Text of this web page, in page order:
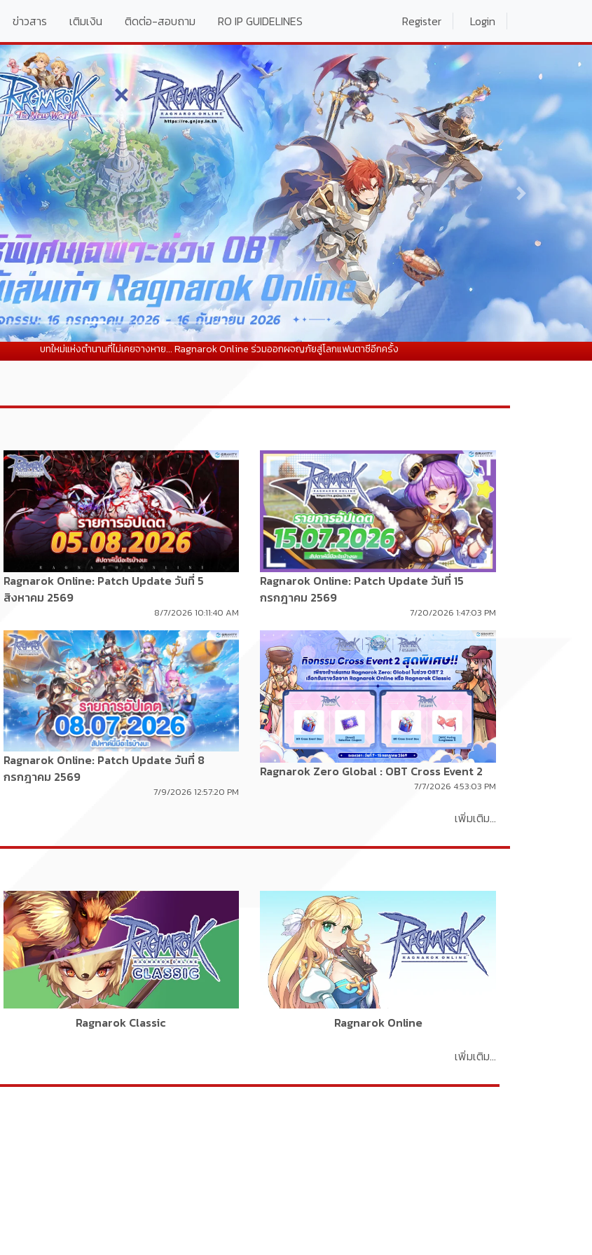
ข่าวสาร เติมเงิน ติดต่อ-สอบถาม RO IP GUIDELINES Register Login
Next
บทใหม่แห่งตำนานที่ไม่เคยจางหาย... Ragnarok Online ร่วมออกผจญภัยสู่โลกแฟนตาซีอีกครั้ง
Ragnarok Online: Patch Update วันที่ 5
สิงหาคม 2569
8/7/2026 10:11:40 AM
Ragnarok Online: Patch Update วันที่ 15
กรกฎาคม 2569
7/20/2026 1:47:03 PM
Ragnarok Online: Patch Update วันที่ 8
กรกฎาคม 2569
7/9/2026 12:57:20 PM
Ragnarok Zero Global : OBT Cross Event 2
7/7/2026 4:53:03 PM
เพิ่มเติม...
Ragnarok Classic
Ragnarok Online
เพิ่มเติม...